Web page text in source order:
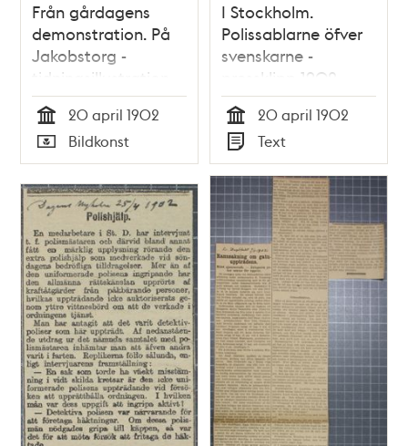
Från gårdagens
demonstration. På
Jakobstorg -
tidningsillustration
1902
Tid
20 april 1902
Typ
Bildkonst
I Stockholm.
Polissablarne öfver
svenskarne -
pressklipp 1902
Tid
20 april 1902
Typ
Text